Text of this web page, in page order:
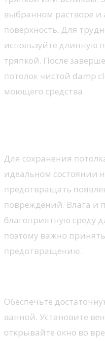
выбранном растворе и
поверхность. Для
используйте длинную
тряпкой. После
потолок чистой damp
моющего средства.
Для сохранения
идеальном состоянии
предотвращать
повреждений. Влага и
благоприятную среду
поэтому важно
предотвращению.
Обеспечьте
ванной. Установите
открывайте окно во